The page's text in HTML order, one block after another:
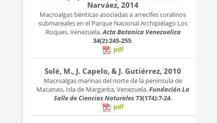
Narváez, 2014
Macroalgas bénticas asociadas a arrecifes coralinos
submareales en el Parque Nacional Archipiélago Los
Roques, Venezuela.Acta Botanica Venezuelica
34(2):245-255.
pdf
Solé, M., J. Capelo, & J. Gutiérrez, 2010
Macroalgas marinas del norte de la península de
Macanao, Isla de Margarita, Venezuela.Fundación La
Salle de Ciencias Naturales73(174):7-24.
pdf